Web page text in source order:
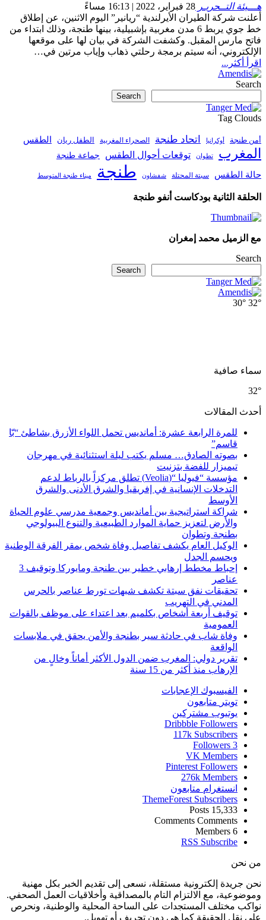
هـــيئة التــحريـر 28 فبراير، 2022 | 16:13 مساءً
أعلنت شركة الطيران الأيرلندية “ريانير” اليوم الاثنين، عن إطلاق
خط جوي يربط 6 مدن مغربية بإشبيلية، بينها طنجة، وذلك ابتداء من
فاتح مارس المقبل. وكشفت الشركة في بيان لها على موقعها
الإلكتروني، أنه سيتم برمجة رحلتي ذهاب وإياب مرتين في…
اقرأ أكثر...
Search
Search
Tag Clouds
أمن طنجة أوكرانيا اتحاد طنجة الصحراء المغربية الطفل ريان الطقس
المغرب تطوان توقعات أحوال الطقس جماعة طنجة
حالة الطقس سبتة المحتلة شفشاون طنجة ميناء طنجة المتوسط
الحلقة الثانية بودكاست أنفو طنجة
مع الزميل محمد إمغران
Search
Search
32°
30°
سماء صافية
32°
أحدث المقالات
للمرة الرابعة عشرة: أمانديس تحمل اللواء الأزرق بشاطئ “بّا
قاسم”
بصوته الصادق… مسلم يكتب ليلة استثنائية في مهرجان
تيميزار للفضة بتزنيت
مؤسسة “فيوليا “(Veolia) تطلق مركزاً بالرباط لدعم
التدخلات الإنسانية في إفريقيا والشرق الأدنى والشرق
الأوسط
شراكة استراتيجية بين أمانديس وجمعية مدرسي علوم الحياة
والأرض لتعزيز حماية الموارد الطبيعية والتنوع البيولوجي
بطنجة وتطوان
الوكيل العام يكشف تفاصيل وفاة شخص بمقر الفرقة الوطنية
ويحسم الجدل
إحباط مخطط إرهابي خطير بين طنجة ومايوركا وتوقيف 3
عناصر
تحقيقات نفق سبتة تكشف شبهات تورط عناصر بالحرس
المدني في التهريب
توقيف أربعة أشخاص بكلميم بعد اعتداء على موظف بالقوات
العمومية
وفاة شاب في حادثة سير بطنجة والأمن يحقق في ملابسات
الواقعة
تقرير دولي: المغرب ضمن الدول الأكثر أماناً وخالٍ من
الإرهاب منذ أكثر من 15 سنة
الفيسبوك الإعجابات
تويتر متابعون
يوتيوب مشتركين
Dribbble Followers
117k Subscribers
3
Followers
VK Members
Pinterest Followers
276k Members
انستغرام متابعون
ThemeForest Subscribers
15,333
Posts
Comments Comments
6
Members
RSS Subscribe
من نحن
نحن جريدة إلكترونية مستقلة، نسعى إلى تقديم الخبر بكل مهنية
وموضوعية، مع الالتزام التام بالمصداقية وأخلاقيات العمل الصحفي.
نواكب مختلف المستجدات على الساحة المحلية والوطنية، ونحرص
على نقل الحقيقة كما هي دون تحريف أو تهويل.